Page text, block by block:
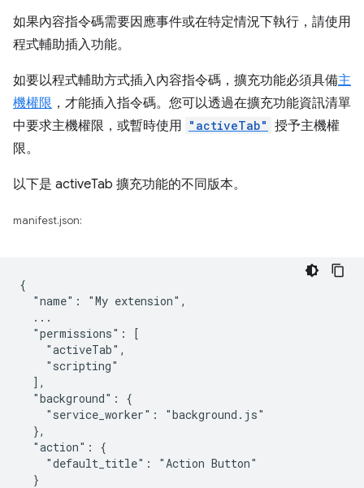
如果內容指令碼需要因應事件或在特定情況下執行，請使用
程式輔助插入功能。
如要以程式輔助方式插入內容指令碼，擴充功能必須具備主
機權限 ，才能插入指令碼。您可以透過在擴充功能資訊清單
中要求主機權限，或暫時使用 "activeTab" 授予主機權
限。
以下是 activeTab 擴充功能的不同版本。
manifest.json:
{
  "name": "My extension",
  ...
  "permissions": [
    "activeTab",
    "scripting"
  ],
  "background": {
    "service_worker": "background.js"
  },
  "action": {
    "default_title": "Action Button"
  }